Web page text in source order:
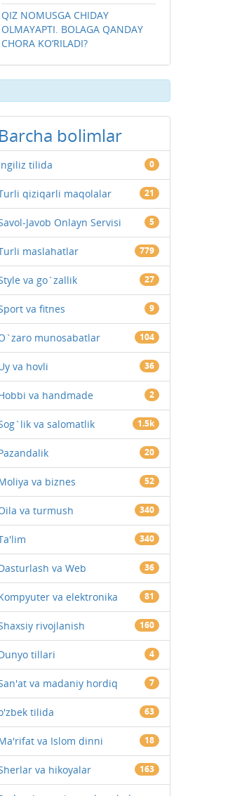
QIZ NOMUSGA CHIDAY
OLMAYAPTI. BOLAGA QANDAY
CHORA KO‘RILADI?
Barcha bolimlar
tilida 0
qiziqarli maqolalar 21
Javob Onlayn Servisi 5
maslahatlar 779
va go`zallik 27
va fitnes 9
munosabatlar 104
va hovli 36
va handmade 2
va salomatlik 1.5k
20
va biznes 52
va turmush 340
340
va Web 36
va elektronika 81
rivojlanish 160
tillari 4
va madaniy hordiq 7
tilida 63
va Islom dinni 18
va hikoyalar 163